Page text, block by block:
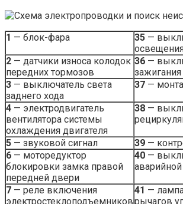
1 — блок-фара 35 —
2 — датчики износа колодок
передних тормозов
36 —
зажигания
3 — выключатель света
заднего хода
37 —
4 — электродвигатель
вентилятора системы
охлаждения двигателя
38 —
5 — звуковой сигнал 39 —
6 — моторедуктор
блокировки замка правой
передней двери
40 —
7 — реле включения
электростеклоподъемников
41 —
рычагов